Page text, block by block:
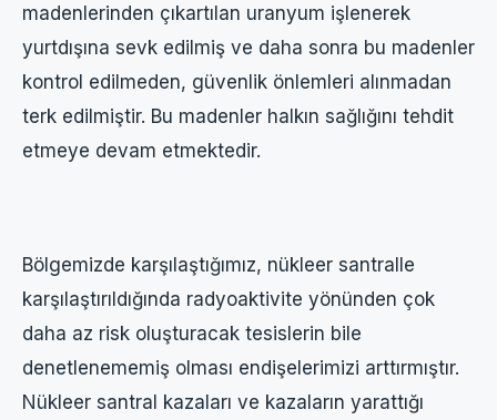
madenlerinden çıkartılan uranyum işlenerek
yurtdışına sevk edilmiş ve daha sonra bu madenler
kontrol edilmeden, güvenlik önlemleri alınmadan
terk edilmiştir. Bu madenler halkın sağlığını tehdit
etmeye devam etmektedir.
Bölgemizde karşılaştığımız, nükleer santralle
karşılaştırıldığında radyoaktivite yönünden çok
daha az risk oluşturacak tesislerin bile
denetlenememiş olması endişelerimizi arttırmıştır.
Nükleer santral kazaları ve kazaların yarattığı